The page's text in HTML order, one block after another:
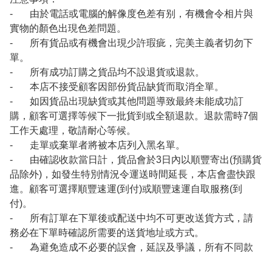
- 由於電話或電腦的解像度色差有别，有機會令相片與
實物的顏色出現色差問題。
- 所有貨品或有機會出現少許瑕疵，完美主義者切勿下
單。
- 所有成功訂購之貨品均不設退貨或退款。
- 本店不接受顧客因部份貨品缺貨而取消全單。
- 如因貨品出現缺貨或其他問題導致最終未能成功訂
購，顧客可選擇等候下一批貨到或全額退款。退款需時7個
工作天處理，敬請耐心等候。
- 走單或棄單者將被本店列入黑名單。
- 由確認收款當日計，貨品會於3日內以順豐寄出(預購貨
品除外)，如發生特別情況令運送時間延長，本店會盡快跟
進。顧客可選擇順豐速運(到付)或順豐速運自取服務(到
付)。
- 所有訂單在下單後或配送中均不可更改送貨方式，請
務必在下單時確認所需要的送貨地址或方式。
- 為避免造成不必要的誤會，延誤及爭議，所有不同款